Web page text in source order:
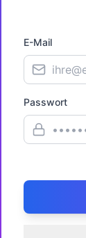
E-Mail
Passwort